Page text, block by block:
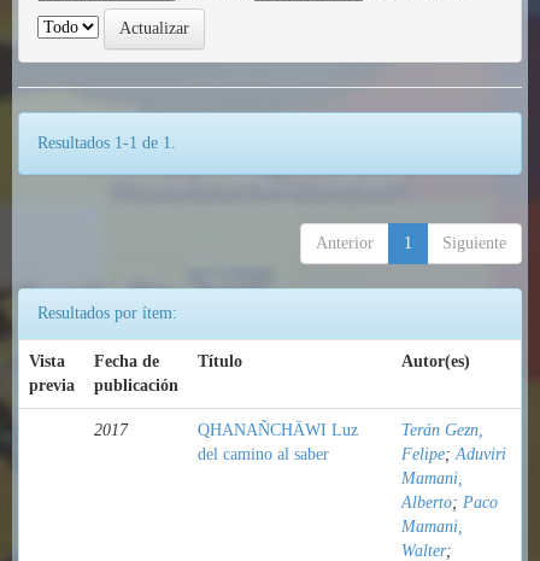
Resultados 1-1 de 1.
Anterior 1 Siguiente
Resultados por ítem:
Vista
previa
Fecha de
publicación
Título Autor(es)
2017
QHANAÑCHÄWI Luz
del camino al saber
Terán Gezn,
Felipe;Aduviri
Mamani,
Alberto; Paco
Mamani,
Walter;